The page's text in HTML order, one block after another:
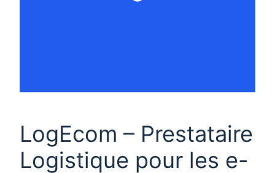
LogEcom – Prestataire
Logistique pour les e-